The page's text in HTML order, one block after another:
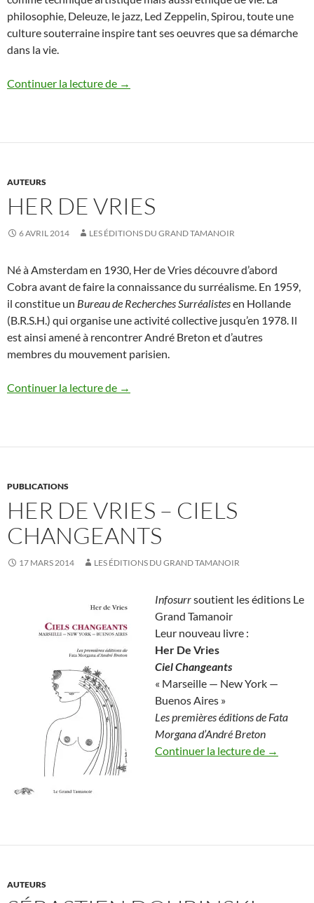
philosophie, Deleuze, le jazz, Led Zeppelin, Spirou, toute une
culture souterraine inspire tant ses oeuvres que sa démarche
dans la vie.
Continuer la lecture de Christian Martinache
→
AUTEURS
HER DE VRIES
6 AVRIL 2014 LES ÉDITIONS DU GRAND TAMANOIR
Né à Amsterdam en 1930, Her de Vries découvre d’abord
Cobra avant de faire la connaissance du surréalisme. En 1959,
il constitue un Bureau de Recherches Surréalistesen Hollande
(B.R.S.H.) qui organise une activité collective jusqu’en 1978. Il
est ainsi amené à rencontrer André Breton et d’autres
membres du mouvement parisien.
Continuer la lecture de Her de Vries
→
PUBLICATIONS
HER DE VRIES – CIELS
CHANGEANTS
17 MARS 2014 LES ÉDITIONS DU GRAND TAMANOIR
Infosurrsoutient les éditions Le
Grand Tamanoir
Leur nouveau livre :
Her De Vries
Ciel Changeants
« Marseille — New York —
Buenos Aires »
Les premières éditions de Fata
Morgana d’André Breton
Continuer la lecture de Her de
→
AUTEURS